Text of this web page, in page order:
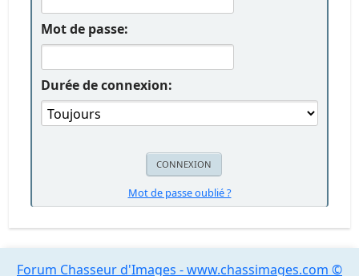
Mot de passe:
Durée de connexion:
Mot de passe oublié ?
Forum Chasseur d'Images - www.chassimages.com ©